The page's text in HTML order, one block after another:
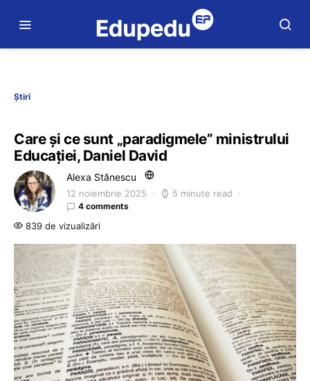
Știri
Care și ce sunt „paradigmele” ministrului
Educației, Daniel David
Alexa Stănescu
12 noiembrie 2025 5 minute read
4 comments
839 de vizualizări